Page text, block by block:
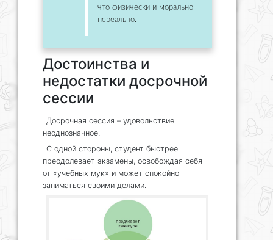
что физически и морально
нереально.
Достоинства и
недостатки досрочной
сессии
Досрочная сессия – удовольствие
неоднозначное.
С одной стороны, студент быстрее
преодолевает экзамены, освобождая себя
от «учебных мук» и может спокойно
заниматься своими делами.